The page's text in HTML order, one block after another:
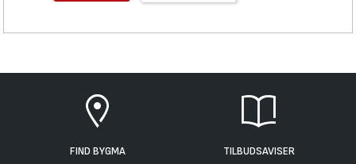
FIND BYGMA TILBUDSAVISER